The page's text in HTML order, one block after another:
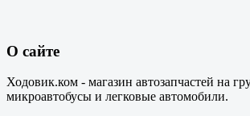
О сайте
Ходовик.ком - магазин автозапчастей на
микроавтобусы и легковые автомобили.